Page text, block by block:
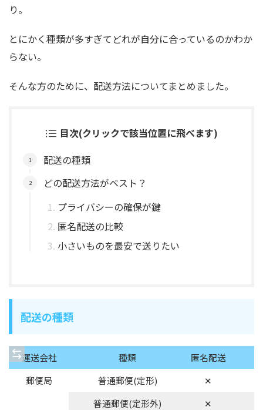
り。
とにかく種類が多すぎてどれが自分に合っているのかわか
らない。
そんな方のために、配送方法についてまとめました。
目次(クリックで該当位置に飛べます)
配送の種類
どの配送方法がベスト？
プライバシーの確保が鍵
匿名配送の比較
小さいものを最安で送りたい
配送の種類
運送会社 種類
匿名配送
郵便局
普通郵便(定形)
✕
普通郵便(定形外)
✕